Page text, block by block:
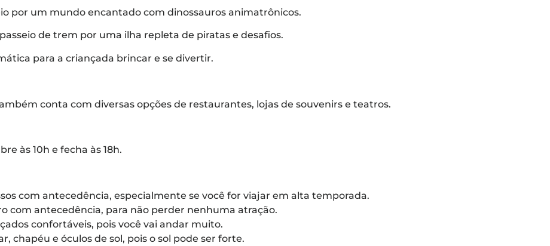
por um mundo encantado com dinossauros animatrônicos.
de trem por uma ilha repleta de piratas e desafios.
para a criançada brincar e se divertir.
conta com diversas opções de restaurantes, lojas de souvenirs e teatros.
às 10h e fecha às 18h.
com antecedência, especialmente se você for viajar em alta temporada.
com antecedência, para não perder nenhuma atração.
confortáveis, pois você vai andar muito.
chapéu e óculos de sol, pois o sol pode ser forte.